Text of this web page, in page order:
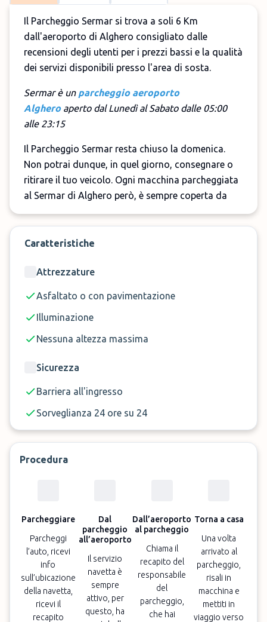
Il Parcheggio Sermar si trova a soli 6 Km
dall'aeroporto di Alghero consigliato dalle
recensioni degli utenti per i prezzi bassi e la qualità
dei servizi disponibili presso l'area di sosta.
Sermar è un parcheggio aeroporto
Algheroaperto dal Lunedì al Sabato dalle 05:00
alle 23:15
Il Parcheggio Sermar resta chiuso la domenica.
Non potrai dunque, in quel giorno, consegnare o
ritirare il tuo veicolo. Ogni macchina parcheggiata
al Sermar di Alghero però, è sempre coperta da
struttura videosorvegliata e custodita h24. Il
Parcheggio Sermar offre la possibilità di scelta tra
Caratteristiche
Attrezzature
Asfaltato o con pavimentazione
Illuminazione
Nessuna altezza massima
Sicurezza
Barriera all'ingresso
Sorveglianza 24 ore su 24
Procedura
Parcheggiare
Parcheggi
l’auto, ricevi
info
sull’ubicazione
della navetta,
ricevi il
recapito
Dal
parcheggio
all’aeroporto
Il servizio
navetta è
sempre
attivo, per
questo, ha
Dall’aeroporto
al parcheggio
Chiama il
recapito del
responsabile
del
parcheggio,
che hai
Torna a casa
Una volta
arrivato al
parcheggio,
risali in
macchina e
mettiti in
viaggio verso